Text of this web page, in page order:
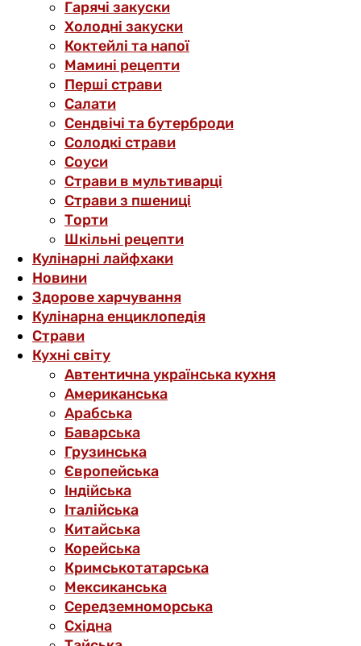
Гарячі закуски
Холодні закуски
Коктейлі та напої
Мамині рецепти
Перші страви
Салати
Сендвічі та бутерброди
Солодкі страви
Соуси
Страви в мультиварці
Страви з пшениці
Торти
Шкільні рецепти
Кулінарні лайфхаки
Новини
Здорове харчування
Кулінарна енциклопедія
Страви
Кухні світу
Автентична українська кухня
Американська
Арабська
Баварська
Грузинська
Європейська
Індійська
Італійська
Китайська
Корейська
Кримськотатарська
Мексиканська
Середземноморська
Східна